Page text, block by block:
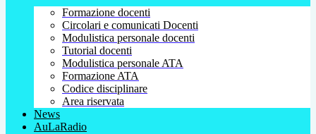
Formazione docenti
Circolari e comunicati Docenti
Modulistica personale docenti
Tutorial docenti
Modulistica personale ATA
Formazione ATA
Codice disciplinare
Area riservata
News
AuLaRadio